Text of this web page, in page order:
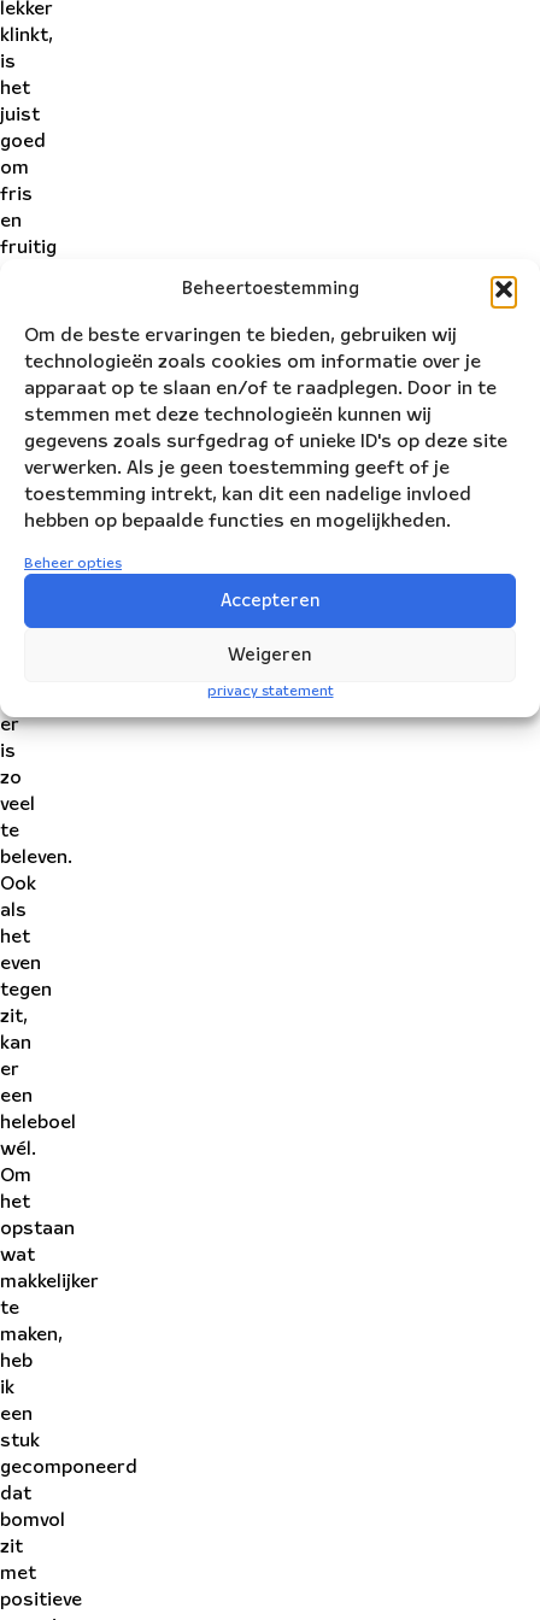
Beheertoestemming
Om de beste ervaringen te bieden, gebruiken wij
technologieën zoals cookies om informatie over je
apparaat op te slaan en/of te raadplegen. Door in te
stemmen met deze technologieën kunnen wij
gegevens zoals surfgedrag of unieke ID's op deze site
verwerken. Als je geen toestemming geeft of je
toestemming intrekt, kan dit een nadelige invloed
hebben op bepaalde functies en mogelijkheden.
Beheer opties
Accepteren
Weigeren
privacy statement
lekker
klinkt,
is
het
juist
goed
om
fris
en
fruitig
beginnen.
Sta
wees
actief,
sta
van
er
is
zo
veel
te
beleven.
Ook
als
het
even
tegen
zit,
kan
er
een
heleboel
wél.
Om
het
opstaan
wat
makkelijker
te
maken,
heb
ik
een
stuk
gecomponeerd
dat
bomvol
zit
met
positieve